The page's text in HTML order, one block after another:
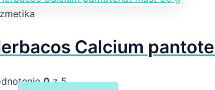
Calcium
0z 5